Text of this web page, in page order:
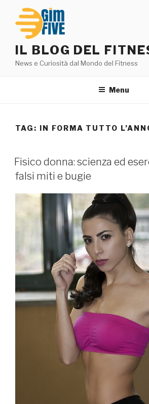
contenuto
IL BLOG DEL
News e Curiosità dal Mondo del Fitness
Menu
TAG: IN FORMA TUTTO
PUBBLICATO
IL
Fisico donna: scienza ed
falsi miti e bugie